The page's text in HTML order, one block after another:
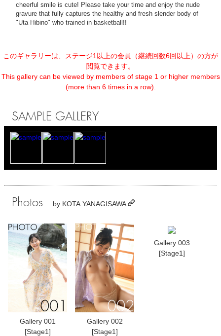
cheerful smile is cute! Please take your time and enjoy the nude
gravure that fully captures the healthy and fresh slender body of
"Uta Hibino" who trained in basketball!!
このギャラリーは、ステージ1以上の会員（継続回数6回以上）の方が
閲覧できます。
This gallery can be viewed by members of stage 1 or higher members
(more than 6 times in a row).
SAMPLE GALLERY
Photos by KOTA.YANAGISAWA
Gallery 001
[Stage1]
Gallery 002
[Stage1]
Gallery 003
[Stage1]